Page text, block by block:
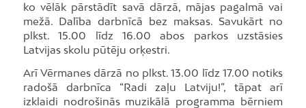
ko vēlāk pārstādīt savā dārzā, mājas pagalmā vai
mežā. Dalība darbnīcā bez maksas. Savukārt no
plkst. 15.00 līdz 16.00 abos parkos uzstāsies
Latvijas skolu pūtēju orķestri.
Arī Vērmanes dārzā no plkst. 13.00 līdz 17.00 notiks
radošā darbnīca “Radi zaļu Latviju!”, tāpat arī
izklaidi nodrošinās muzikālā programma bērniem